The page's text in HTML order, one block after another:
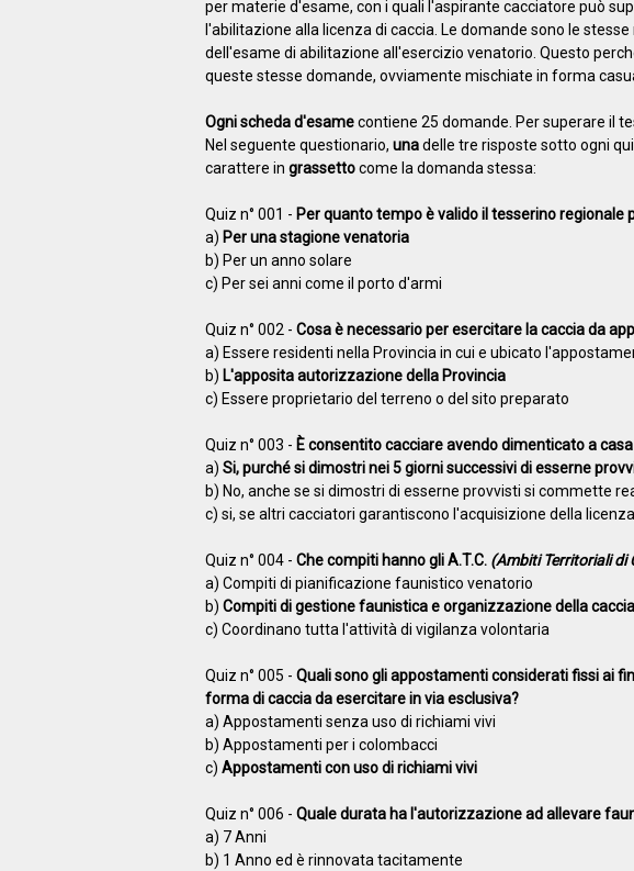
per materie d'esame, con i quali l'aspirante cacciatore può
l'abilitazione alla licenza di caccia. Le domande sono le
dell'esame di abilitazione all'esercizio venatorio. Questo
queste stesse domande, ovviamente mischiate in forma
Ogni scheda d'esamecontiene 25 domande. Per superare il
Nel seguente questionario, unadelle tre risposte sotto ogni
carattere in grassettocome la domanda stessa:
Quiz n° 001 - Per quanto tempo è valido il tesserino regionale
a) Per una stagione venatoria
b) Per un anno solare
c) Per sei anni come il porto d'armi
Quiz n° 002 - Cosa è necessario per esercitare la caccia da
a) Essere residenti nella Provincia in cui e ubicato
b) L'apposita autorizzazione della Provincia
c) Essere proprietario del terreno o del sito preparato
Quiz n° 003 - È consentito cacciare avendo dimenticato a
a) Si, purché si dimostri nei 5 giorni successivi di esserne
b) No, anche se si dimostri di esserne provvisti si commette
c) si, se altri cacciatori garantiscono l'acquisizione della licenza
Quiz n° 004 - Che compiti hanno gli A.T.C. (Ambiti Territoriali di
a) Compiti di pianificazione faunistico venatorio
b) Compiti di gestione faunistica e organizzazione della
c) Coordinano tutta l'attività di vigilanza volontaria
Quiz n° 005 - Quali sono gli appostamenti considerati fissi ai
forma di caccia da esercitare in via esclusiva?
a) Appostamenti senza uso di richiami vivi
b) Appostamenti per i colombacci
c) Appostamenti con uso di richiami vivi
Quiz n° 006 - Quale durata ha l'autorizzazione ad allevare
a) 7 Anni
b) 1 Anno ed è rinnovata tacitamente